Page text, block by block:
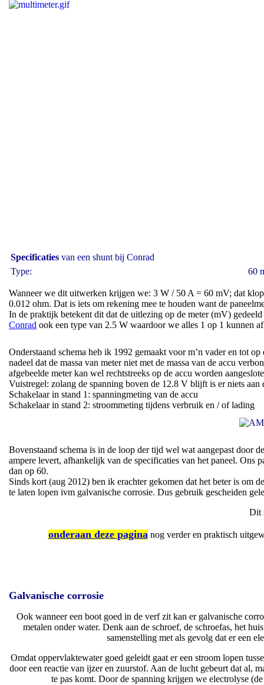
Specificaties van een shunt bij Conrad
Type:
60
Wanneer we dit uitwerken krijgen we: 3 W / 50 A = 60 mV; dat
0.012 ohm. Dat is iets om rekening mee te houden want de
In de praktijk betekent dit dat de uitlezing op de meter (mV)
Conrad ook een type van 2.5 W waardoor we alles 1 op 1 kunnen
Onderstaand schema heb ik 1992 gemaakt voor m’n vader en tot
nadeel dat de massa van meter niet met de massa van de accu
afgebeelde meter kan wel rechtstreeks op de accu worden
Vuistregel: zolang de spanning boven de 12.8 V blijft is er niets aan
Schakelaar in stand 1: spanningmeting van de accu
Schakelaar in stand 2: stroommeting tijdens verbruik en / of lading
Bovenstaand schema is in de loop der tijd wel wat aangepast door
ampere levert, afhankelijk van de specificaties van het paneel. Ons
dan op 60.
Sinds kort (aug 2012) ben ik erachter gekomen dat het beter is om
te laten lopen ivm galvanische corrosie. Dus gebruik gescheiden
Dit
onderaan deze pagina nog verder en praktisch
Galvanische corrosie
Ook wanneer een boot goed in de verf zit kan er galvanische
metalen onder water. Denk aan de schroef, de schroefas, het
samenstelling met als gevolg dat er een
Omdat oppervlaktewater goed geleidt gaat er een stroom lopen
door een reactie van ijzer en zuurstof. Aan de lucht gebeurt dat al,
te pas komt. Door de spanning krijgen we electrolyse